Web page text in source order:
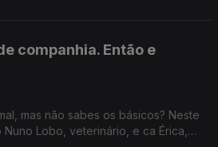
companhia. Então e
mas não sabes os básicos? Neste
Lobo, veterinário, e ca Érica,